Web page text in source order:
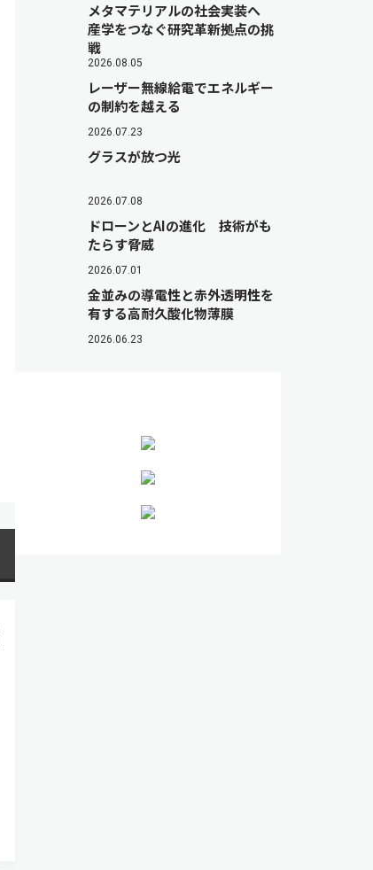
メタマテリアルの社会実装へ
産学をつなぐ研究革新拠点の挑
戦
2026.08.05
レーザー無線給電でエネルギー
の制約を越える
2026.07.23
グラスが放つ光
2026.07.08
ドローンとAIの進化 技術がも
たらす脅威
2026.07.01
金並みの導電性と赤外透明性を
有する高耐久酸化物薄膜
2026.06.23